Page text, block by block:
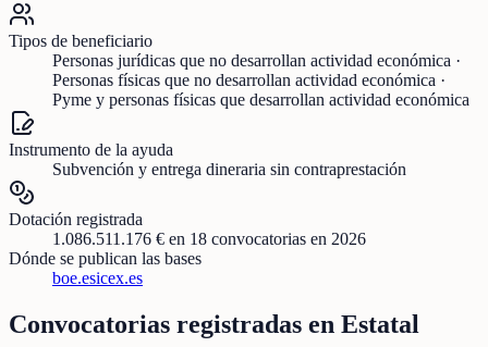
Tipos de beneficiario
Personas jurídicas que no desarrollan actividad económica ·
Personas físicas que no desarrollan actividad económica ·
Pyme y personas físicas que desarrollan actividad económica
Instrumento de la ayuda
Subvención y entrega dineraria sin contraprestación
Dotación registrada
1.086.511.176 € en 18 convocatorias en 2026
Dónde se publican las bases
boe.esicex.es
Convocatorias registradas en Estatal